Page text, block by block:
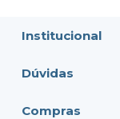
Institucional
Dúvidas
Compras